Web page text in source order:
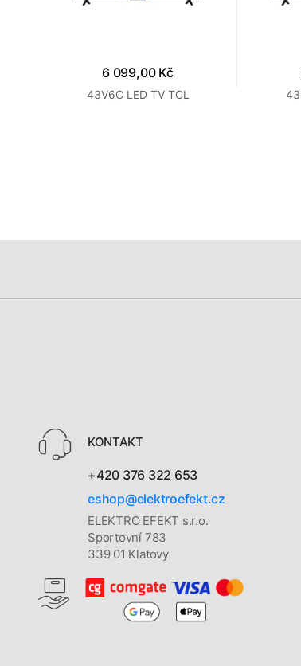
6 099,00 Kč
43V6C LED TV TCL
KONTAKT
+420 376 322 653
eshop@elektroefekt.cz
ELEKTRO EFEKT s.r.o.
Sportovní 783
339 01 Klatovy